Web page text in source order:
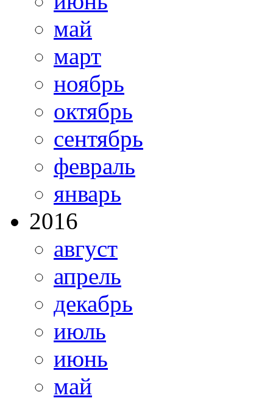
май
март
ноябрь
октябрь
сентябрь
февраль
январь
2016
август
апрель
декабрь
июль
июнь
май